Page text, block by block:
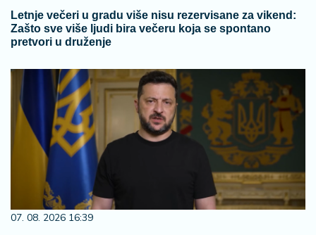
Letnje večeri u gradu više nisu rezervisane za vikend:
Zašto sve više ljudi bira večeru koja se spontano
pretvori u druženje
07. 08. 2026 16:39